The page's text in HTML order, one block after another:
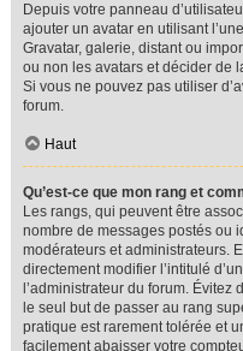
Depuis votre panneau
ajouter un avatar en utilisant
Gravatar, galerie, distant ou
ou non les avatars et décider de
Si vous ne pouvez pas utiliser
forum.
Haut
Qu’est-ce que mon rang et
Les rangs, qui peuvent être
nombre de messages postés ou
modérateurs et administrateurs.
directement modifier l’intitulé
l’administrateur du forum.
le seul but de passer au rang
pratique est rarement tolérée et
facilement abaisser votre